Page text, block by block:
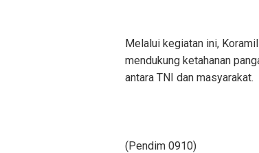
Melalui kegiatan ini,
mendukung ketahanan
antara TNI dan masyarakat.
(Pendim 0910)